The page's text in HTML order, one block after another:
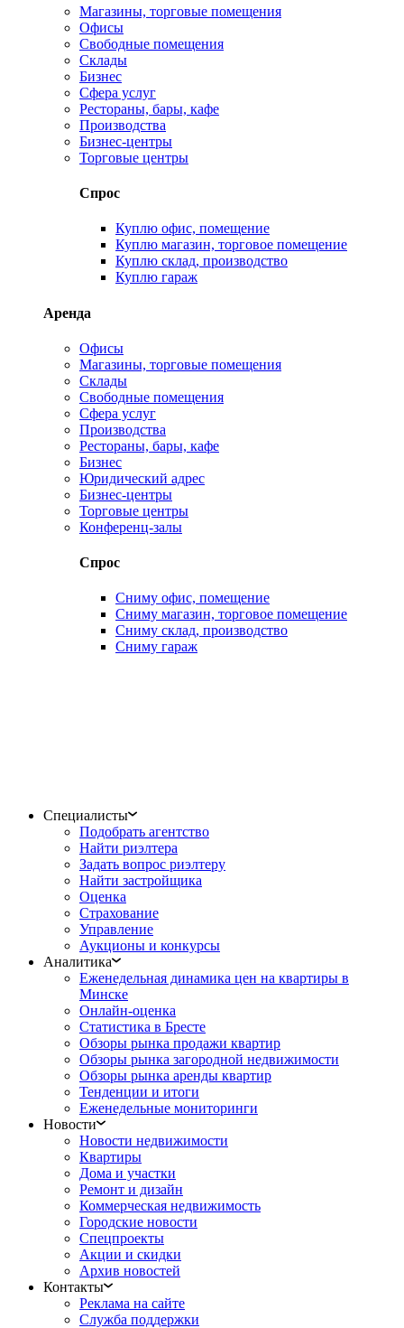
Магазины, торговые помещения
Офисы
Свободные помещения
Склады
Бизнес
Сфера услуг
Рестораны, бары, кафе
Производства
Бизнес-центры
Торговые центры
Спрос
Куплю офис, помещение
Куплю магазин, торговое помещение
Куплю склад, производство
Куплю гараж
Аренда
Офисы
Магазины, торговые помещения
Склады
Свободные помещения
Сфера услуг
Производства
Рестораны, бары, кафе
Бизнес
Юридический адрес
Бизнес-центры
Торговые центры
Конференц-залы
Спрос
Сниму офис, помещение
Сниму магазин, торговое помещение
Сниму склад, производство
Сниму гараж
Специалисты
Подобрать агентство
Найти риэлтера
Задать вопрос риэлтеру
Найти застройщика
Оценка
Страхование
Управление
Аукционы и конкурсы
Аналитика
Еженедельная динамика цен на квартиры в
Минске
Онлайн-оценка
Статистика в Бресте
Обзоры рынка продажи квартир
Обзоры рынка загородной недвижимости
Обзоры рынка аренды квартир
Тенденции и итоги
Еженедельные мониторинги
Новости
Новости недвижимости
Квартиры
Дома и участки
Ремонт и дизайн
Коммерческая недвижимость
Городские новости
Спецпроекты
Акции и скидки
Архив новостей
Контакты
Реклама на сайте
Служба поддержки